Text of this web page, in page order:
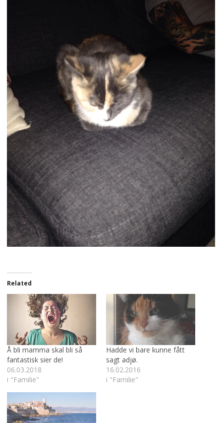
Related
Å bli mamma skal bli så
fantastisk sier de!
06.03.2018
i "Familie"
Hadde vi bare kunne fått
sagt adjø.
16.02.2016
i "Familie"